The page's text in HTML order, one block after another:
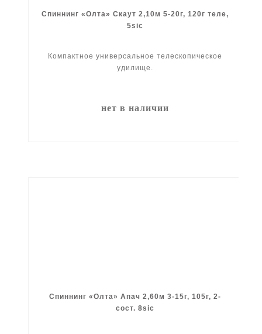
Спиннинг «Олта» Скаут 2,10м 5-20г, 120г теле,
5sic
Компактное универсальное телескопическое
удилище.
нет в наличии
Спиннинг «Олта» Апач 2,60м 3-15г, 105г, 2-
сост. 8sic